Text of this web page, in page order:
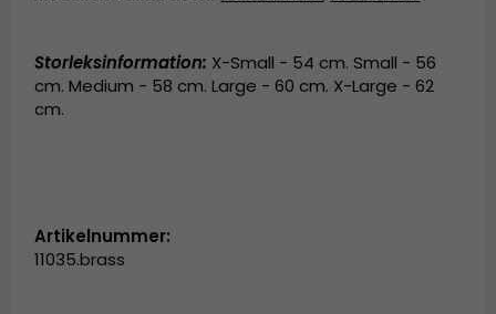
Storleksinformation: X-Small - 54 cm. Small - 56
cm. Medium - 58 cm. Large - 60 cm. X-Large - 62
cm.
Artikelnummer:
11035.brass